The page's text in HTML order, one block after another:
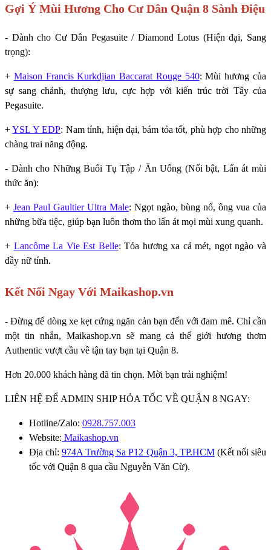
Gợi Ý Mùi Hương Cho Cư Dân Quận 8 Sành Điệu
- Dành cho Cư Dân Pegasuite / Diamond Lotus (Hiện đại, Sang
trọng):
+ Maison Francis Kurkdjian Baccarat Rouge 540: Mùi hương của
sự sang chảnh, thượng lưu, cực hợp với kiến trúc trời Tây của
Pegasuite.
+YSL Y EDP: Nam tính, hiện đại, bám tỏa tốt, phù hợp cho những
chàng trai năng động.
- Dành cho Những Buổi Tụ Tập / Ăn Uống (Nổi bật, Lấn át mùi
thức ăn):
+ Jean Paul Gaultier Ultra Male: Ngọt ngào, bùng nổ, ông vua của
những bữa tiệc, giúp bạn luôn thơm tho lấn át mọi mùi xung quanh.
+ Lancôme La Vie Est Belle: Tỏa hương xa cả mét, ngọt ngào và
đầy nữ tính.
Kết Nối Ngay Với Maikashop.vn
- Đừng để dòng xe kẹt cứng ngăn cản bạn đến với đam mê. Chỉ cần
một tin nhắn, Maikashop.vn sẽ mang cả thế giới hương thơm
Authentic vượt cầu về tận tay bạn tại Quận 8.
Hơn 20.000 khách hàng đã tin chọn. Mời bạn trải nghiệm!
LIÊN HỆ ĐỂ ADMIN SHIP HỎA TỐC VỀ QUẬN 8 NGAY:
Hotline/Zalo: 0928.757.003
Website: Maikashop.vn
Địa chỉ:974A Trường Sa P12 Quận 3, TP.HCM(Kết nối siêu
tốc với Quận 8 qua cầu Nguyễn Văn Cừ).